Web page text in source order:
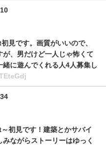
見です。画質がいいので、
が、男だけど一人じゃ怖くて
緒に遊んでくれる人4人募集し
初見です！建築とかサバイ
ながらストーリーはゆっく